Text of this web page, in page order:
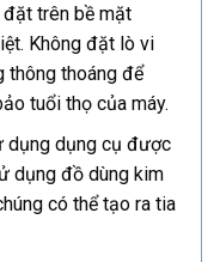
trên bề mặt
Không đặt lò vi
thông thoáng để
tuổi thọ của máy.
dụng dụng cụ được
dụng đồ dùng kim
có thể tạo ra tia